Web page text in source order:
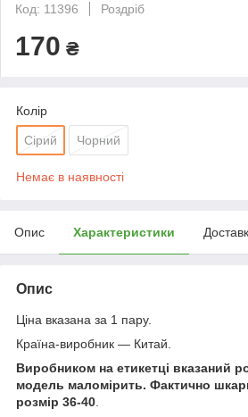
Код: 11396
Роздріб
170 ₴
Колір
Сірий Чорний
Немає в наявності
Опис Характеристики
Опис
Ціна вказана за 1 пару.
Країна-виробник — Китай.
Виробником на етикетці вказаний
модель маломірить. Фактично
розмір 36-40